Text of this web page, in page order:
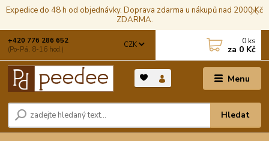
Expedice do 48 h od objednávky. Doprava zdarma u nákupů nad 2000 Kč
ZDARMA.
Menu
CZK
Hledat
+420 776 286 652
(Po-Pá, 8-16 hod.)
0 ks
za 0 Kč